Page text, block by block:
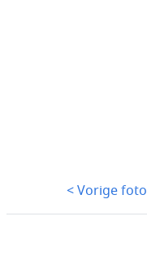
< Vorige foto